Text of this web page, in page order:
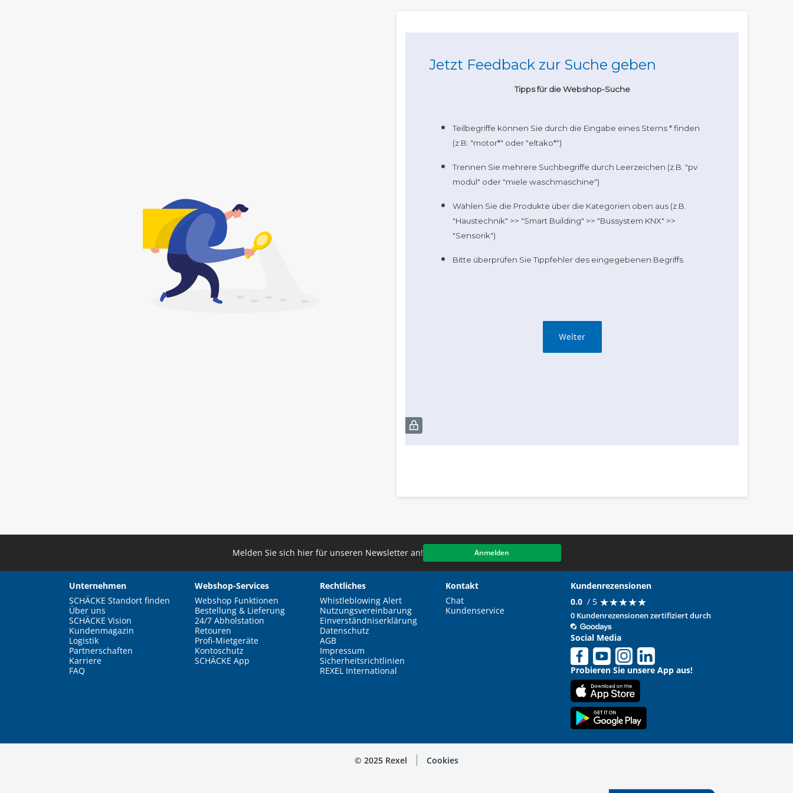
Melden Sie sich hier für unseren Newsletter an! Anmelden
Unternehmen
SCHÄCKE Standort finden
Über uns
SCHÄCKE Vision
Kundenmagazin
Logistik
Partnerschaften
Karriere
FAQ
Webshop-Services
Webshop Funktionen
Bestellung & Lieferung
24/7 Abholstation
Retouren
Profi-Mietgeräte
Kontoschutz
SCHÄCKE App
Rechtliches
Whistleblowing Alert
Nutzungsvereinbarung
Einverständniserklärung
Datenschutz
AGB
Impressum
Sicherheitsrichtlinien
REXEL International
Kontakt
Chat
Kundenservice
Kundenrezensionen
0.0 / 5 ★★★★★
★★★★★
0 Kundenrezensionen zertifiziert durch
Social Media
Probieren Sie unsere App aus!
© 2025 Rexel Cookies